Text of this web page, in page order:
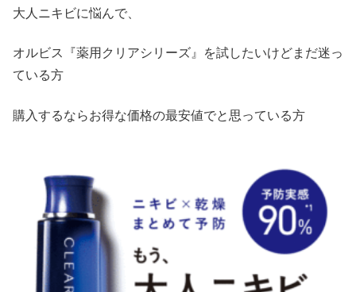
大人ニキビに悩んで、
オルビス『薬用クリアシリーズ』を試したいけどまだ迷っ
ている方
購入するならお得な価格の最安値でと思っている方